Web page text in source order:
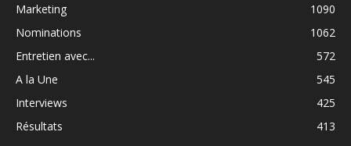
Marketing
1090
Nominations
1062
Entretien avec...
572
A la Une
545
Interviews
425
Résultats
413